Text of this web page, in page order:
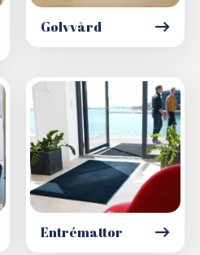
Golvvård
Entrémattor